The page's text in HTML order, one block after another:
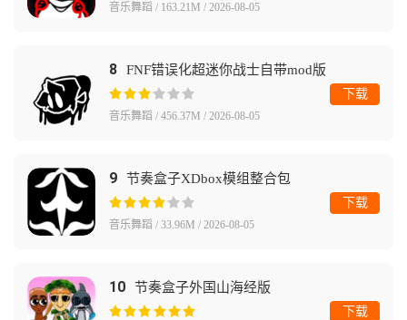
音乐舞蹈 / 163.21M / 2026-08-05
8 FNF错误化超迷你战士自带mod版
音乐舞蹈 / 456.37M / 2026-08-05
下载
9 节奏盒子XDbox模组整合包
音乐舞蹈 / 33.96M / 2026-08-05
下载
10 节奏盒子外国山海经版
下载